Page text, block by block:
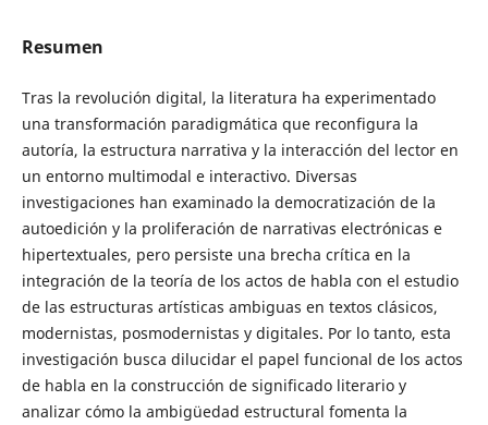
Resumen
Tras la revolución digital, la literatura ha experimentado
una transformación paradigmática que reconfigura la
autoría, la estructura narrativa y la interacción del lector en
un entorno multimodal e interactivo. Diversas
investigaciones han examinado la democratización de la
autoedición y la proliferación de narrativas electrónicas e
hipertextuales, pero persiste una brecha crítica en la
integración de la teoría de los actos de habla con el estudio
de las estructuras artísticas ambiguas en textos clásicos,
modernistas, posmodernistas y digitales. Por lo tanto, esta
investigación busca dilucidar el papel funcional de los actos
de habla en la construcción de significado literario y
analizar cómo la ambigüedad estructural fomenta la